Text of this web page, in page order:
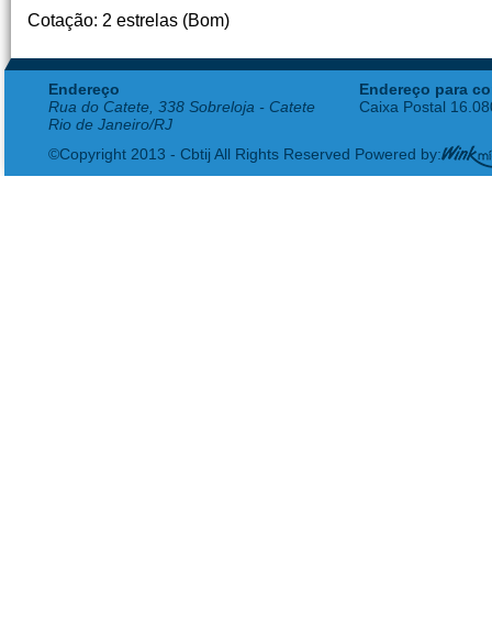
Cotação: 2 estrelas (Bom)
Endereço
Rua do Catete, 338 Sobreloja - Catete
Rio de Janeiro/RJ
Endereço para
Caixa Postal
©Copyright 2013 - Cbtij All Rights Reserved Powered by: